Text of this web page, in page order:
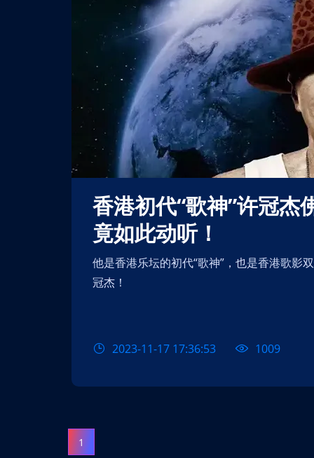
香港初代“歌神”许冠杰佛山演唱会，50年前的粤语歌
竟如此动听！
他是香港乐坛的初代“歌神”，也是香港歌影双栖成功的代表，更是香港粤语歌开山鼻祖，他就是许
冠杰！
2023-11-17 17:36:53 1009
1